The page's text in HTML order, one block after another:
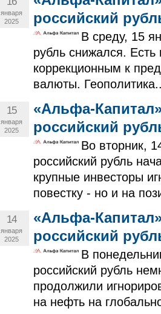
января
2025
российский
В среду, 15
рубль снижался. Есть
коррекционным к
валюты.
15
января
2025
«Альфа-
российский
Во вторник,
российский рубль
крупные инвесторы
повестку - но и на
14
января
2025
«Альфа-
российский
В
российский рубль
продолжили
на нефть на